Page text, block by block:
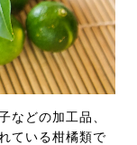
などの加工品、
ている柑橘類で